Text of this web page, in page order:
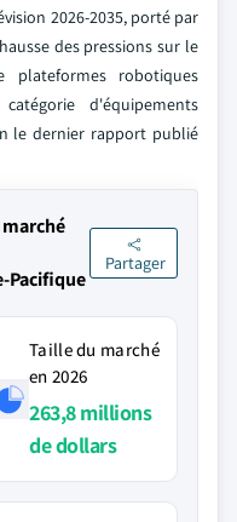
2026-2035, porté par
des pressions sur le
robotiques
d'équipements
le dernier rapport publié
Pacifique
Partager
Taille du marché
en 2026
263,8 millions
de dollars